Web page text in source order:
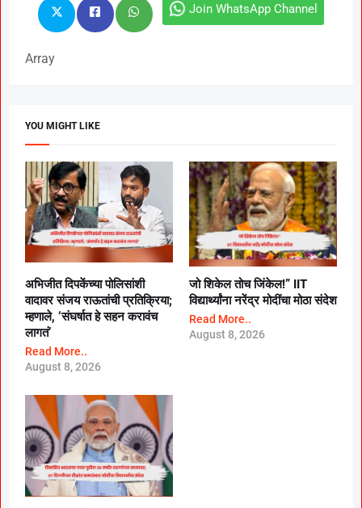
Join WhatsApp Channel
Array
YOU MIGHT LIKE
अभिजीत दिपकेंच्या पोलिसांशी
वादावर संजय राऊतांची प्रतिक्रिया;
म्हणाले, ‘संघर्षात हे सहन करावंच
लागतं’
Read More..
August 8, 2026
जो शिकेल तोच जिंकेल!” IIT
विद्यार्थ्यांना नरेंद्र मोदींचा मोठा संदेश
Read More..
August 8, 2026